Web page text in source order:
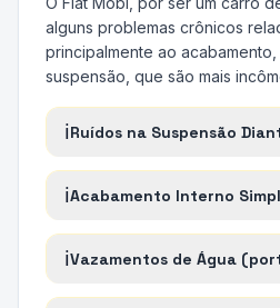
alguns problemas crônicos
principalmente ao
suspensão, que são mais
ℹ️Ruídos na Suspensão
ℹ️Acabamento Interno
ℹ️Vazamentos de Água